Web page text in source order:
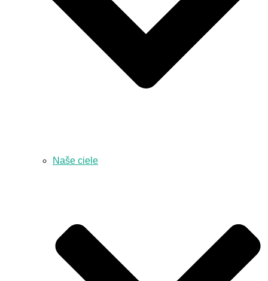
Naše ciele